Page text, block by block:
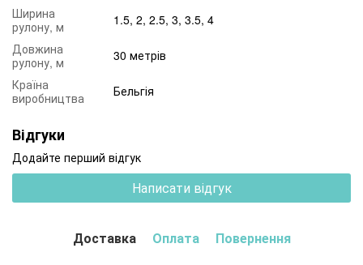
Ширина
рулону, м
1.5, 2, 2.5, 3, 3.5, 4
Довжина
рулону, м
30 метрів
Країна
виробництва
Бельгія
Відгуки
Додайте перший відгук
Написати відгук
Доставка Оплата Повернення